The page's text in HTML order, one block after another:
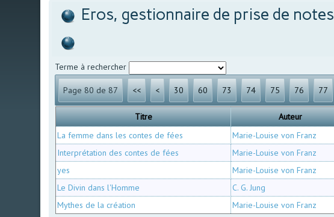
Eros, gestionnaire de prise de notes
Terme à rechercher
Page 80 de 87 << < 30 60 73 74 75 76 77
Titre Auteur
La femme dans les contes de fées
Marie-Louise von Franz
Interprétation des contes de fées
Marie-Louise von Franz
yes
Marie-Louise von Franz
Le Divin dans l'Homme
C. G. Jung
Mythes de la création
Marie-Louise von Franz